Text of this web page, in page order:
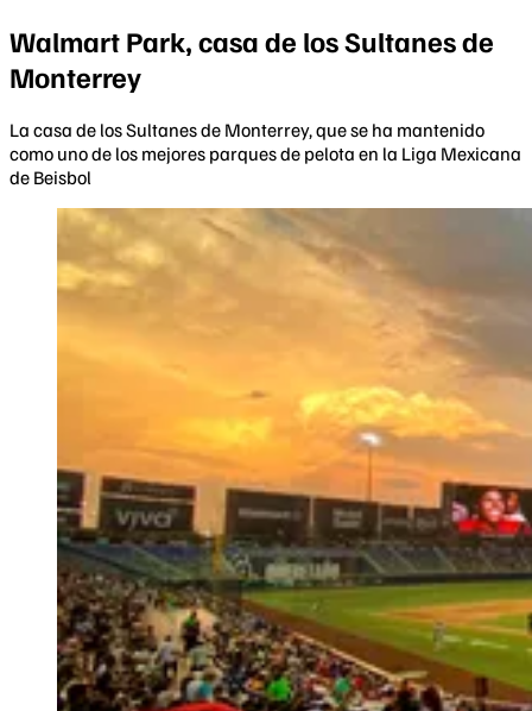
Walmart Park, casa de los Sultanes de
Monterrey
La casa de los Sultanes de Monterrey, que se ha mantenido
como uno de los mejores parques de pelota en la Liga Mexicana
de Beisbol